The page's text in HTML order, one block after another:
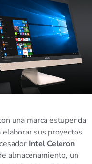
una marca estupenda
sus proyectos
Intel Celeron
almacenamiento, un